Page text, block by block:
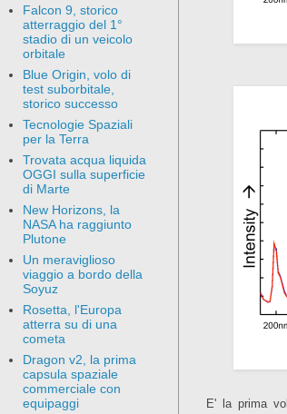
E' la prima
Falcon 9, storico
atterraggio del 1°
stadio di un veicolo
orbitale
Blue Origin, volo di
test suborbitale,
storico successo
Tecnologie Spaziali
per la Terra
Trovata acqua liquida
OGGI sulla superficie
di Marte
New Horizons, la
NASA ha raggiunto
Plutone
Un meraviglioso
viaggio a bordo della
Soyuz
Rosetta, l'Europa
atterra su di una
cometa
Dragon v2, la prima
capsula spaziale
commerciale con
equipaggi